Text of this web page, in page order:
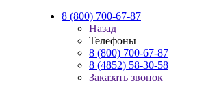
8 (800) 700-67-87
Назад
Телефоны
8 (800) 700-67-87
8 (4852) 58-30-58
Заказать звонок